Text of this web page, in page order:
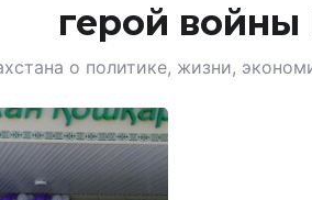
герой
о политике, жизни,